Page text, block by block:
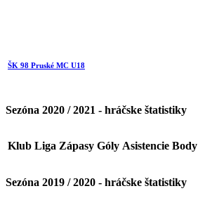
ŠK 98 Pruské MC U18
Sezóna 2020 / 2021 - hráčske štatistiky
Klub Liga Zápasy Góly Asistencie Body
Sezóna 2019 / 2020 - hráčske štatistiky